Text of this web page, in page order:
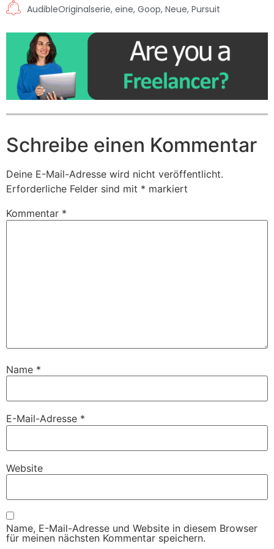
AudibleOriginalserie, eine, Goop, Neue, Pursuit
Schreibe einen Kommentar
Deine E-Mail-Adresse wird nicht veröffentlicht.
Erforderliche Felder sind mit * markiert
Kommentar *
Name *
E-Mail-Adresse *
Website
Name, E-Mail-Adresse und Website in diesem Browser
für meinen nächsten Kommentar speichern.